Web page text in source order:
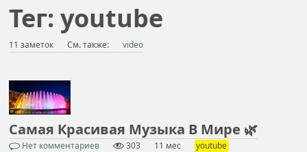
Тег: youtube
11 заметок См. также: video
Самая Красивая Музыка В Мире 🌿
Нет комментариев 303 11 мес youtube